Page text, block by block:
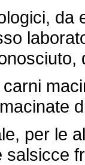
da
per le
salsicce